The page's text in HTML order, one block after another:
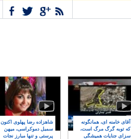
شاهزاده رضا پهلوی اکنون
سمبل دموکراسی، میهن
پرستی و تنها مبارز نجات
آقای خامنه ای، همانگونه
که توبه گرگ مرگ است،
سزای جنایات همیشگی